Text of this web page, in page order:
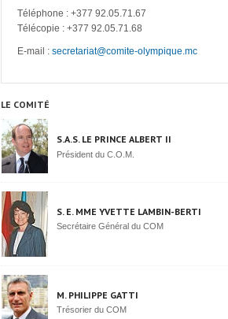
Téléphone : +377 92.05.71.67
Télécopie : +377 92.05.71.68
E-mail : secretariat@comite-olympique.mc
LE COMITÉ
S.A.S. LE PRINCE ALBERT II
Président du C.O.M.
S. E. MME YVETTE LAMBIN-BERTI
Secrétaire Général du COM
M. PHILIPPE GATTI
Trésorier du COM